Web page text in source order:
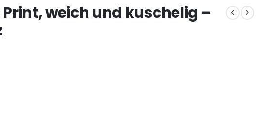
weich und kuschelig –